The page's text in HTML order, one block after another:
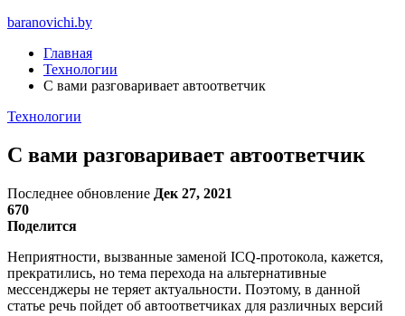
baranovichi.by
Главная
Технологии
С вами разговаривает автоответчик
Технологии
С вами разговаривает автоответчик
Последнее обновление Дек 27, 2021
670
Поделится
Неприятности, вызванные заменой ICQ-протокола, кажется,
прекратились, но тема перехода на альтернативные
мессенджеры не теряет актуальности. Поэтому, в данной
статье речь пойдет об автоответчиках для различных версий